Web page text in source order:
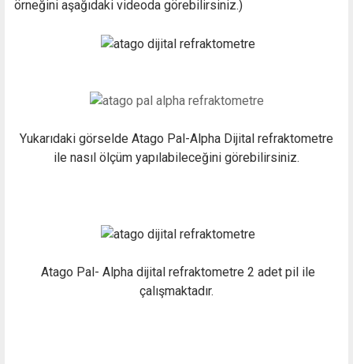
örneğini aşağıdaki videoda görebilirsiniz.)
Yukarıdaki görselde Atago Pal-Alpha Dijital refraktometre
ile nasıl ölçüm yapılabileceğini görebilirsiniz.
Atago Pal- Alpha dijital refraktometre 2 adet pil ile
çalışmaktadır.